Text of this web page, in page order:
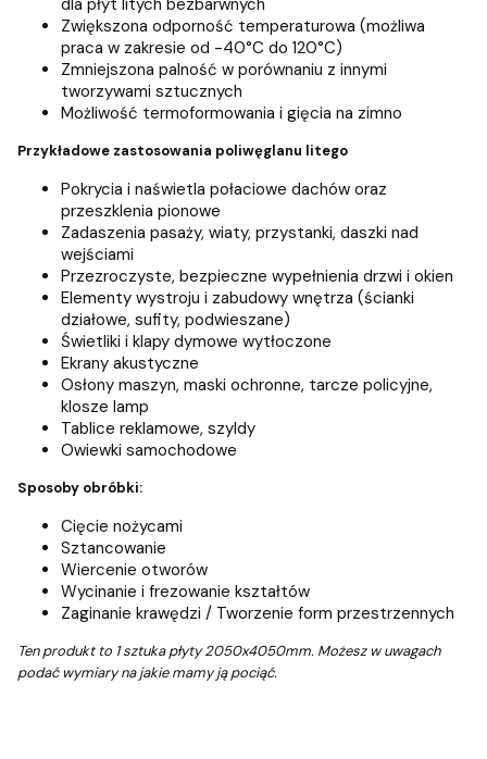
Zwiększona odporność temperaturowa (możliwa
praca w zakresie od -40°C do 120°C)
Zmniejszona palność w porównaniu z innymi
tworzywami sztucznych
Możliwość termoformowania i gięcia na zimno
Przykładowe zastosowania poliwęglanu litego
Pokrycia i naświetla połaciowe dachów oraz
przeszklenia pionowe
Zadaszenia pasaży, wiaty, przystanki, daszki nad
wejściami
Przezroczyste, bezpieczne wypełnienia drzwi i okien
Elementy wystroju i zabudowy wnętrza (ścianki
działowe, sufity, podwieszane)
Świetliki i klapy dymowe wytłoczone
Ekrany akustyczne
Osłony maszyn, maski ochronne, tarcze policyjne,
klosze lamp
Tablice reklamowe, szyldy
Owiewki samochodowe
Sposoby obróbki:
Cięcie nożycami
Sztancowanie
Wiercenie otworów
Wycinanie i frezowanie kształtów
Zaginanie krawędzi / Tworzenie form przestrzennych
Ten produkt to 1 sztuka płyty 2050x4050mm. Możesz w uwagach
podać wymiary na jakie mamy ją pociąć.